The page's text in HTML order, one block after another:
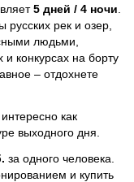
5 дней / 4 ночи
русских рек и озер,
людьми,
и конкурсах на борту
– отдохнете
как
выходного дня.
за одного человека.
и купить